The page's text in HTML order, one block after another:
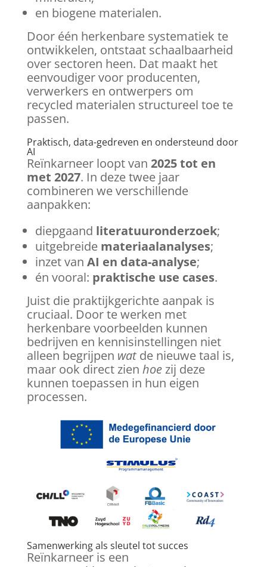
en biogene materialen.
Door één herkenbare systematiek te
ontwikkelen, ontstaat schaalbaarheid
over sectoren heen. Dat maakt het
eenvoudiger voor producenten,
verwerkers en ontwerpers om
recycled materialen structureel toe te
passen.
Praktisch, data-gedreven en ondersteund door
AI
Reïnkarneer loopt van 2025 tot en
met 2027. In deze twee jaar
combineren we verschillende
aanpakken:
diepgaand literatuuronderzoek;
uitgebreide materiaalanalyses;
inzet van AI en data-analyse;
én vooral: praktische use cases.
Juist die praktijkgerichte aanpak is
cruciaal. Door te werken met
herkenbare voorbeelden kunnen
bedrijven en kennisinstellingen niet
alleen begrijpen watde nieuwe taal is,
maar ook direct zien hoezij deze
kunnen toepassen in hun eigen
processen.
Samenwerking als sleutel tot succes
Reïnkarneer is een